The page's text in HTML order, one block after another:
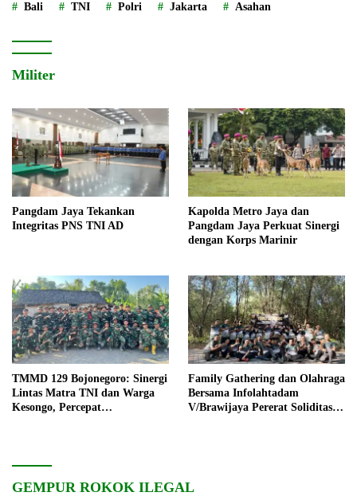
Bali TNI Polri Jakarta Asahan
Militer
Pangdam Jaya Tekankan
Integritas PNS TNI AD
Kapolda Metro Jaya dan
Pangdam Jaya Perkuat Sinergi
dengan Korps Marinir
TMMD 129 Bojonegoro: Sinergi
Lintas Matra TNI dan Warga
Kesongo, Percepat
Family Gathering dan Olahraga
Bersama Infolahtadam
V/Brawijaya Pererat Soliditas
GEMPUR ROKOK ILEGAL